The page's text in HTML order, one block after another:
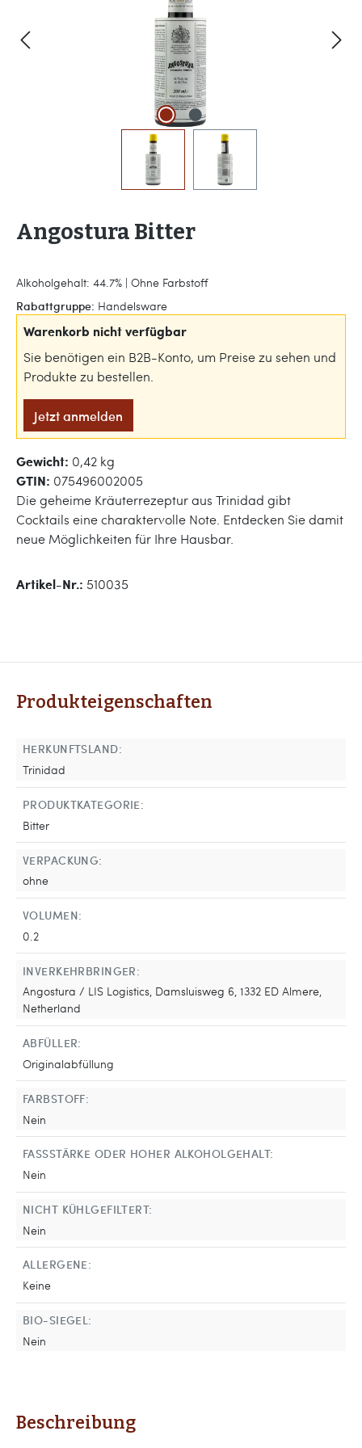
Angostura Bitter
Alkoholgehalt: 44.7% | Ohne Farbstoff
Rabattgruppe: Handelsware
Warenkorb nicht verfügbar
Sie benötigen ein B2B-Konto, um Preise zu sehen und
Produkte zu bestellen.
Jetzt anmelden
Gewicht: 0,42 kg
GTIN: 075496002005
Die geheime Kräuterrezeptur aus Trinidad gibt
Cocktails eine charaktervolle Note. Entdecken Sie damit
neue Möglichkeiten für Ihre Hausbar.
Artikel-Nr.: 510035
Produkteigenschaften
HERKUNFTSLAND:
Trinidad
PRODUKTKATEGORIE:
Bitter
VERPACKUNG:
ohne
VOLUMEN:
0.2
INVERKEHRBRINGER:
Angostura / LIS Logistics, Damsluisweg 6, 1332 ED Almere,
Netherland
ABFÜLLER:
Originalabfüllung
FARBSTOFF:
Nein
FASSSTÄRKE ODER HOHER ALKOHOLGEHALT:
Nein
NICHT KÜHLGEFILTERT:
Nein
ALLERGENE:
Keine
BIO-SIEGEL:
Nein
Beschreibung